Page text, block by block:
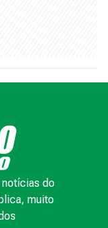
notícias do
muito